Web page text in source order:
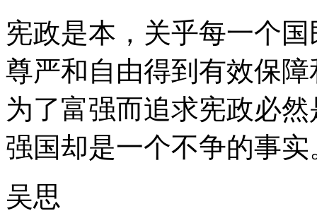
宪政是本，关乎每一个
尊严和自由得到有效保
为了富强而追求宪政必
强国却是一个不争的事实
吴思